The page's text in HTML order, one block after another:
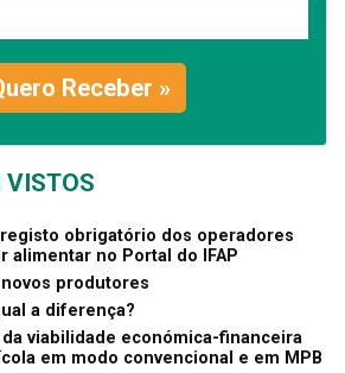
Receber »
VISTOS
obrigatório dos operadores
alimentar no Portal do IFAP
produtores
a diferença?
viabilidade económica-financeira
em modo convencional e em MPB